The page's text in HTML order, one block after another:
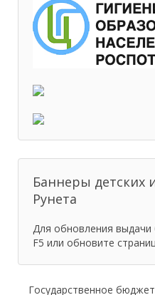
Баннеры детских
Рунета
Для обновления
F5 или обновите
Государственное